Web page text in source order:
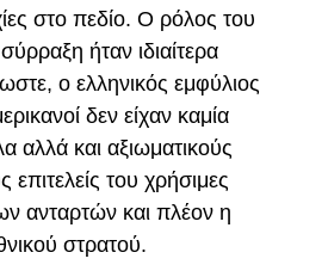
στο πεδίο. Ο ρόλος του
ήταν ιδιαίτερα
ο ελληνικός εμφύλιος
δεν είχαν καμία
και αξιωματικούς
του χρήσιμες
ανταρτών και πλέον η
στρατού.